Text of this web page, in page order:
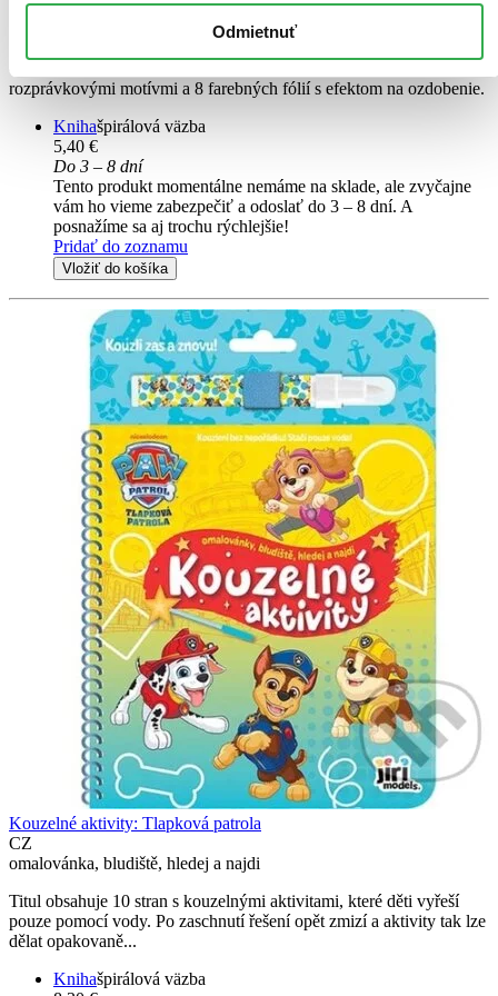
Odmietnuť
1.Odlep 2.Pritlač 3.Odtrhni
Čo je lesklé, to je krásne! Titul obsahuje 10 obrázkov s obľúbenými
rozprávkovými motívmi a 8 farebných fólií s efektom na ozdobenie.
Knihašpirálová väzba
5,40 €
Do 3 – 8 dní
Tento produkt momentálne nemáme na sklade, ale zvyčajne
vám ho vieme zabezpečiť a odoslať do 3 – 8 dní. A
posnažíme sa aj trochu rýchlejšie!
Pridať do zoznamu
Vložiť do košíka
Kouzelné aktivity: Tlapková patrola
CZ
omalovánka, bludiště, hledej a najdi
Titul obsahuje 10 stran s kouzelnými aktivitami, které děti vyřeší
pouze pomocí vody. Po zaschnutí řešení opět zmizí a aktivity tak lze
dělat opakovaně...
Knihašpirálová väzba